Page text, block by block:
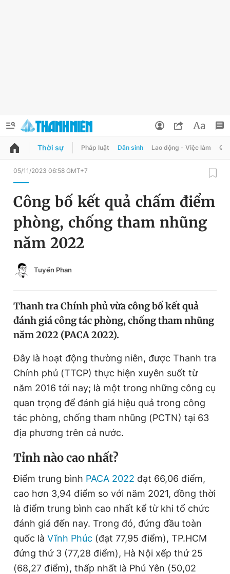
QUẢNG CÁO
Chuyên mục
Chuyên mục khác
Chào ngày mới
Video Magazine
Sản phẩm khác
Tiện ích Bạn cần biết
Thông tin tòa soạn Liên hệ quảng cáo
Đọc Thanh Niên trên điện thoại
Theo dõi báo trên
Đổi mật khẩu
Tin đã lưu
Thời sự Pháp luật Dân sinh Lao động - Việc làm
05/11/2023 06:58 GMT+7
Công bố kết quả chấm điểm
phòng, chống tham nhũng
năm 2022
Tuyến Phan
Thanh tra Chính phủ vừa công bố kết quả
đánh giá công tác phòng, chống tham nhũng
năm 2022 (PACA 2022).
Đây là hoạt động thường niên, được Thanh tra
Chính phủ (TTCP) thực hiện xuyên suốt từ
năm 2016 tới nay; là một trong những công cụ
quan trọng để đánh giá hiệu quả trong công
tác phòng, chống tham nhũng (PCTN) tại 63
địa phương trên cả nước.
Tỉnh nào cao nhất?
Điểm trung bình PACA 2022 đạt 66,06 điểm,
cao hơn 3,94 điểm so với năm 2021, đồng thời
là điểm trung bình cao nhất kể từ khi tổ chức
đánh giá đến nay. Trong đó, đứng đầu toàn
quốc là Vĩnh Phúc (đạt 77,95 điểm), TP.HCM
đứng thứ 3 (77,28 điểm), Hà Nội xếp thứ 25
(68,27 điểm), thấp nhất là Phú Yên (50,02